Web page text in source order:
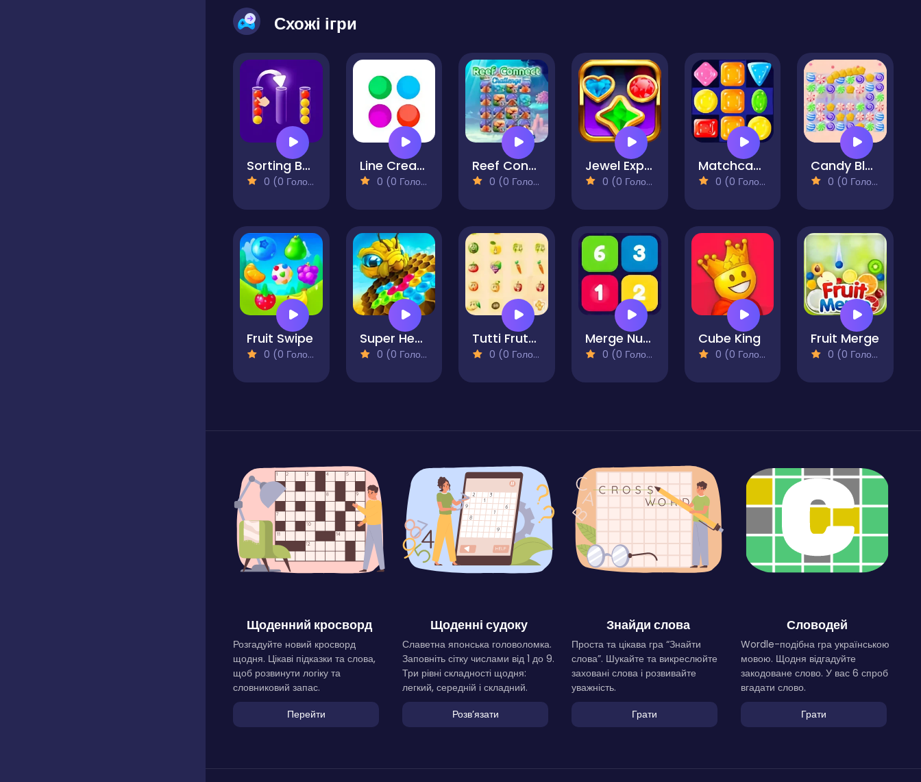
Схожі ігри
Sorting Balls - Puzzle
0 (0 Голосів)
Line Creator - Match 3 Puzzle
0 (0 Голосів)
Reef Connect Challenge
0 (0 Голосів)
Jewel Explode
0 (0 Голосів)
Matchcandy.io
0 (0 Голосів)
Candy Blast - Candy Bomb Puzzle Game
0 (0 Голосів)
Fruit Swipe
0 (0 Голосів)
Super Hexbee Merger
0 (0 Голосів)
Tutti Frutti Match Game - Matching Puzzle
0 (0 Голосів)
Merge Numbers - Blocks Puzzle
0 (0 Голосів)
Cube King
0 (0 Голосів)
Fruit Merge
0 (0 Голосів)
Щоденний кросворд
Розгадуйте новий кросворд
щодня. Цікаві підказки та слова,
щоб розвинути логіку та
словниковий запас.
Перейти
Щоденні судоку
Славетна японська головоломка.
Заповніть сітку числами від 1 до 9.
Три рівні складності щодня:
легкий, середній і складний.
Розвʼязати
Знайди слова
Проста та цікава гра “Знайти
слова”. Шукайте та викреслюйте
заховані слова і розвивайте
уважність.
Грати
Словодей
Wordle-подібна гра українською
мовою. Щодня відгадуйте
закодоване слово. У вас 6 спроб
вгадати слово.
Грати